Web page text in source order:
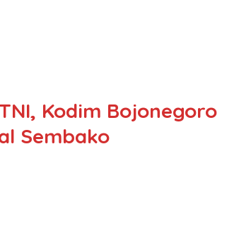
Kodim Bojonegoro
Sembako